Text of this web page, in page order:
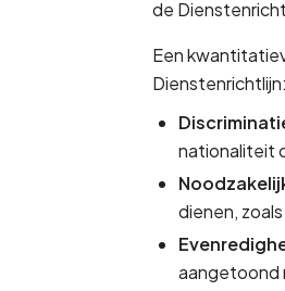
de
Een
nationaliteit
dienen,
aangetoond